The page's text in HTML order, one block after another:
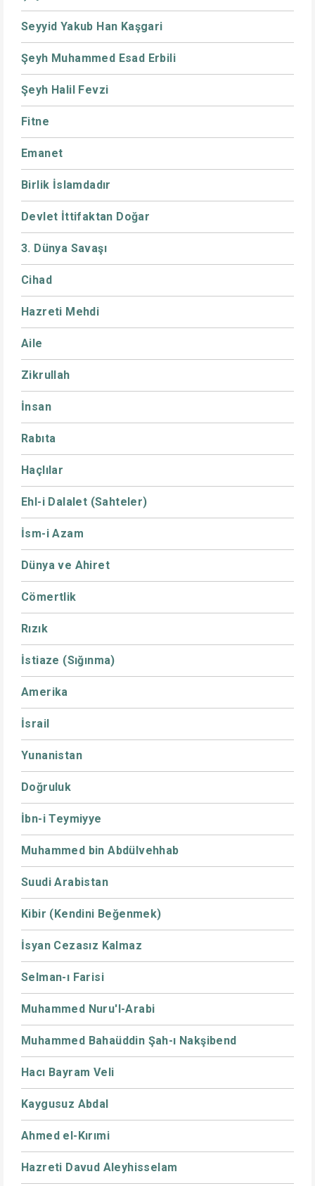
Seyyid Yakub Han Kaşgari
Şeyh Muhammed Esad Erbili
Şeyh Halil Fevzi
Fitne
Emanet
Birlik İslamdadır
Devlet İttifaktan Doğar
3. Dünya Savaşı
Cihad
Hazreti Mehdi
Aile
Zikrullah
İnsan
Rabıta
Haçlılar
Ehl-i Dalalet (Sahteler)
İsm-i Azam
Dünya ve Ahiret
Cömertlik
Rızık
İstiaze (Sığınma)
Amerika
İsrail
Yunanistan
Doğruluk
İbn-i Teymiyye
Muhammed bin Abdülvehhab
Suudi Arabistan
Kibir (Kendini Beğenmek)
İsyan Cezasız Kalmaz
Selman-ı Farisi
Muhammed Nuru'l-Arabi
Muhammed Bahaüddin Şah-ı Nakşibend
Hacı Bayram Veli
Kaygusuz Abdal
Ahmed el-Kırımi
Hazreti Davud Aleyhisselam